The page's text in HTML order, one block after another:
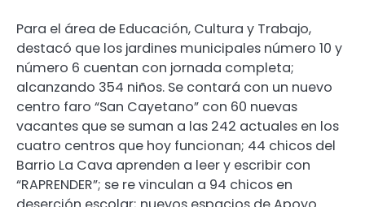
Para el área de Educación, Cultura y Trabajo,
destacó que los jardines municipales número 10 y
número 6 cuentan con jornada completa;
alcanzando 354 niños. Se contará con un nuevo
centro faro “San Cayetano” con 60 nuevas
vacantes que se suman a las 242 actuales en los
cuatro centros que hoy funcionan; 44 chicos del
Barrio La Cava aprenden a leer y escribir con
“RAPRENDER”; se re vinculan a 94 chicos en